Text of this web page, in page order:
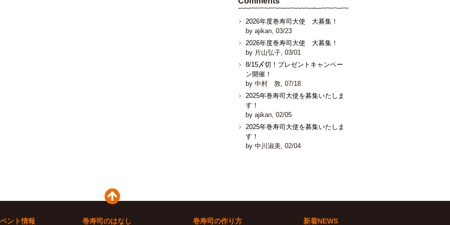
2026年度巻寿司大使 大募集！
by ajikan, 03/23
2026年度巻寿司大使 大募集！
by 片山弘子, 03/01
8/15〆切！プレゼントキャンペー
ン開催！
by 中村 敦, 07/18
2025年巻寿司大使を募集いたしま
す！
by ajikan, 02/05
2025年巻寿司大使を募集いたしま
す！
by 中川淑美, 02/04
ント情報 巻寿司のはなし 巻寿司の作り方 新着NEWS